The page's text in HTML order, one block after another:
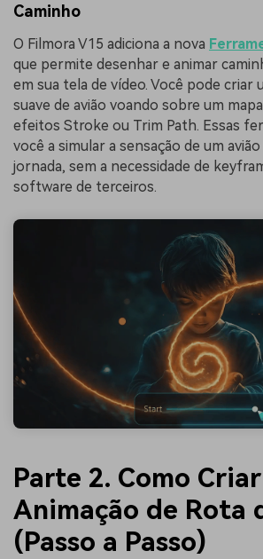
Caminho
O Filmora V15 adiciona a nova
que permite desenhar e animar
em sua tela de vídeo. Você pode criar
suave de avião voando sobre um
efeitos Stroke ou Trim Path. Essas
você a simular a sensação de um
jornada, sem a necessidade de
software de terceiros.
Parte 2. Como
Animação de Rota
(Passo a Passo)